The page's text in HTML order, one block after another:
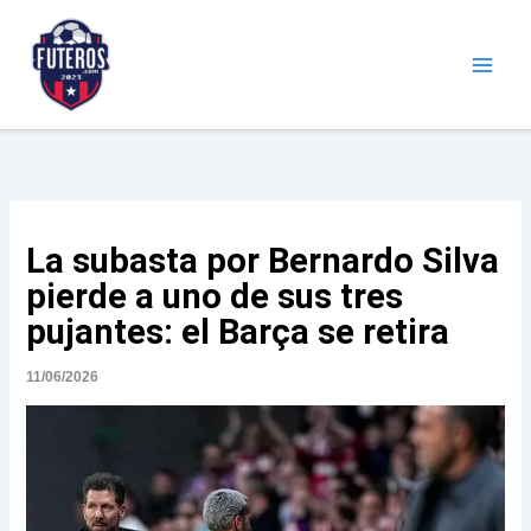
contenido
La subasta por Bernardo Silva
pierde a uno de sus tres
pujantes: el Barça se retira
11/06/2026